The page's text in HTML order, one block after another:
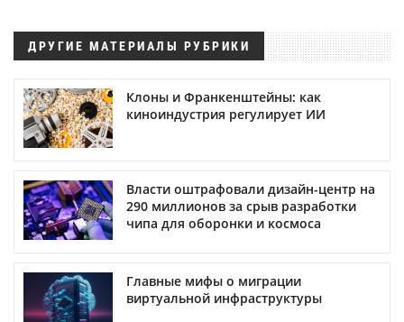
ДРУГИЕ МАТЕРИАЛЫ РУБРИКИ
Клоны и Франкенштейны: как
киноиндустрия регулирует ИИ
Власти оштрафовали дизайн-центр на
290 миллионов за срыв разработки
чипа для оборонки и космоса
Главные мифы о миграции
виртуальной инфраструктуры